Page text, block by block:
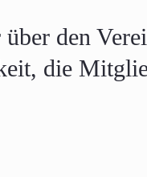
den
die